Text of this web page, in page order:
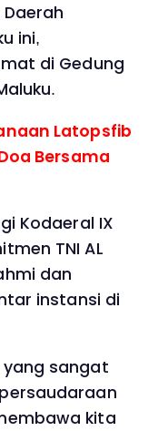
ini,
di Gedung
Latopsfib
Bersama
Kodaeral IX
TNI AL
dan
instansi di
sangat
kita